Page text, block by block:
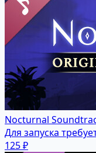
Nocturnal
Для запуска
125 ₽